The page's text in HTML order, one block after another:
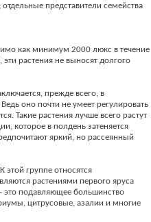
представители семейства
как минимум 2000 люкс в течение
растения не выносят долгого
прежде всего, в
оно почти не умеет регулировать
Такие растения лучше всего растут
которое в полдень затеняется
яркий, но рассеянный
группе относятся
растениями первого яруса
это подавляющее большинство
цитрусовые, азалии и многие